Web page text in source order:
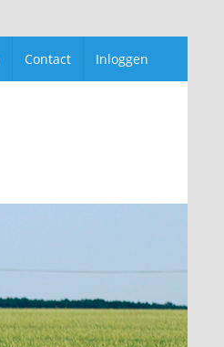
Contact Inloggen